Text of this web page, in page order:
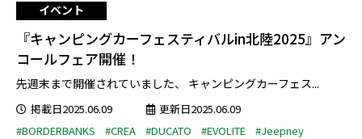
イベント
『キャンピングカーフェスティバルin北陸2025』アン
コールフェア開催！
先週末まで開催されていました、 キャンピングカーフェス...
掲載日2025.06.09
更新日2025.06.09
#BORDERBANKS
#CREA #DUCATO #EVOLITE
#Jeepney